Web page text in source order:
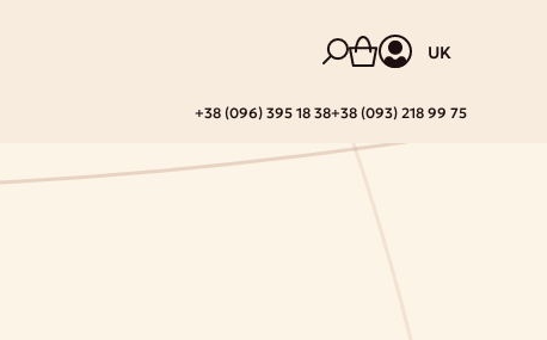
UK
+38 (096) 395 18 38+38 (093) 218 99 75